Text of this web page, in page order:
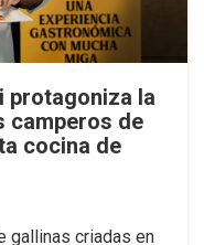
protagoniza la
camperos de
cocina de
gallinas criadas en